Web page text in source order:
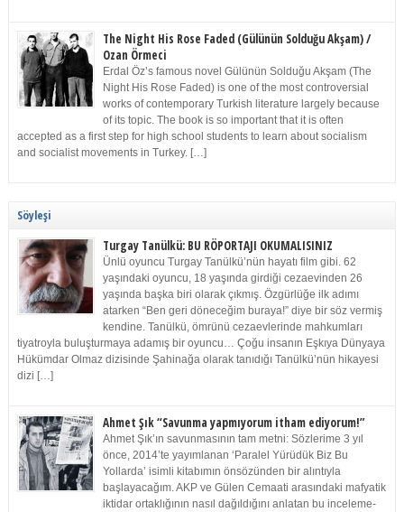
The Night His Rose Faded (Gülünün Solduğu Akşam) /
Ozan Örmeci
Erdal Öz’s famous novel Gülünün Solduğu Akşam (The
Night His Rose Faded) is one of the most controversial
works of contemporary Turkish literature largely because
of its topic. The book is so important that it is often
accepted as a first step for high school students to learn about socialism
and socialist movements in Turkey. […]
Söyleşi
Turgay Tanülkü: BU RÖPORTAJI OKUMALISINIZ
Ünlü oyuncu Turgay Tanülkü’nün hayatı film gibi. 62
yaşındaki oyuncu, 18 yaşında girdiği cezaevinden 26
yaşında başka biri olarak çıkmış. Özgürlüğe ilk adımı
atarken “Ben geri döneceğim buraya!” diye bir söz vermiş
kendine. Tanülkü, ömrünü cezaevlerinde mahkumları
tiyatroyla buluşturmaya adamış bir oyuncu… Çoğu insanın Eşkıya Dünyaya
Hükümdar Olmaz dizisinde Şahinağa olarak tanıdığı Tanülkü’nün hikayesi
dizi […]
Ahmet Şık “Savunma yapmıyorum itham ediyorum!”
Ahmet Şık’ın savunmasının tam metni: Sözlerime 3 yıl
önce, 2014’te yayımlanan ‘Paralel Yürüdük Biz Bu
Yollarda’ isimli kitabımın önsözünden bir alıntıyla
başlayacağım. AKP ve Gülen Cemaati arasındaki mafyatik
iktidar ortaklığının nasıl dağıldığını anlatan bu inceleme-